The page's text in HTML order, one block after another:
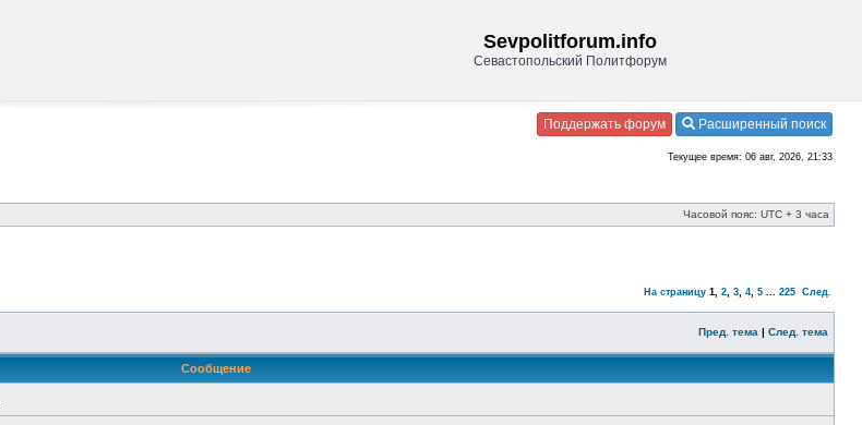
Sevpolitforum.info
Севастопольский Политфорум
Поддержать форум Расширенный поиск
Текущее время: 06 авг, 2026, 21:33
Часовой пояс: UTC + 3 часа
На страницу 1, 2, 3, 4, 5 ... 225 След.
Пред. тема | След. тема
Сообщение